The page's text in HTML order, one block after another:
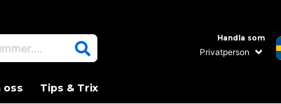
Handla som
oss Tips & Trix